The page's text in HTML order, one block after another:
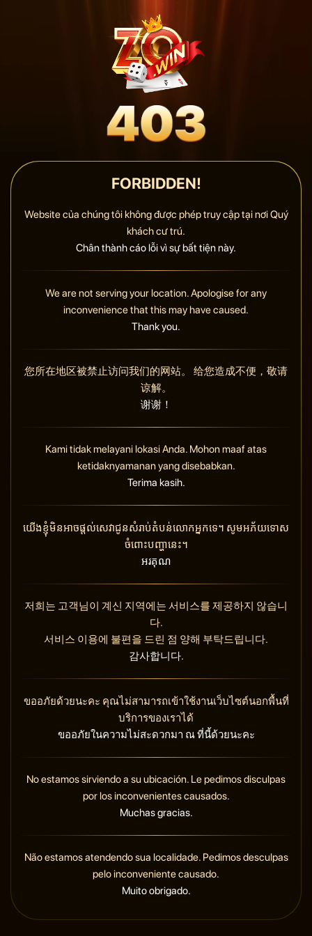
FORBIDDEN!
Website của chúng tôi không được phép truy cập tại nơi Quý
khách cư trú.
Chân thành cáo lỗi vì sự bất tiện này.
We are not serving your location. Apologise for any
inconvenience that this may have caused.
Thank you.
您所在地区被禁止访问我们的网站。 给您造成不便，敬请
谅解。
谢谢！
Kami tidak melayani lokasi Anda. Mohon maaf atas
ketidaknyamanan yang disebabkan.
Terima kasih.
យើងខ្ញុំមិនអាចផ្តល់សេវាជូនសំរាប់តំបន់លោកអ្នកទេ។ សូមអភ័យទោស
ចំពោះបញ្ហានេះ។
អរគុណ
저희는 고객님이 계신 지역에는 서비스를 제공하지 않습니
다.
서비스 이용에 불편을 드린 점 양해 부탁드립니다.
감사합니다.
ขออภัยด้วยนะคะ คุณไม่สามารถเข้าใช้งานเว็บไซต์นอกพื้นที่
บริการของเราได้
ขออภัยในความไม่สะดวกมา ณ ที่นี้ด้วยนะคะ
No estamos sirviendo a su ubicación. Le pedimos disculpas
por los inconvenientes causados.
Muchas gracias.
Não estamos atendendo sua localidade. Pedimos desculpas
pelo inconveniente causado.
Muito obrigado.